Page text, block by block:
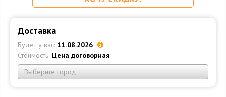
Доставка
Будет у вас: 11.08.2026
Стоимость: Цена договорная
Выберите город